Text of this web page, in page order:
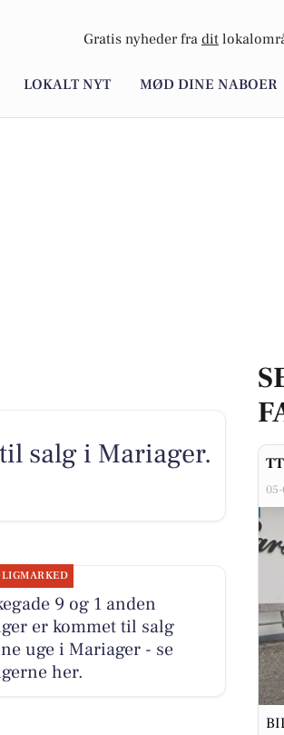
Gratis nyheder fra dit
LOKALT NYT MØD DINE NABOER
salg i Mariager.
9 og 1 anden
er kommet til salg
uge i Mariager - se
her.